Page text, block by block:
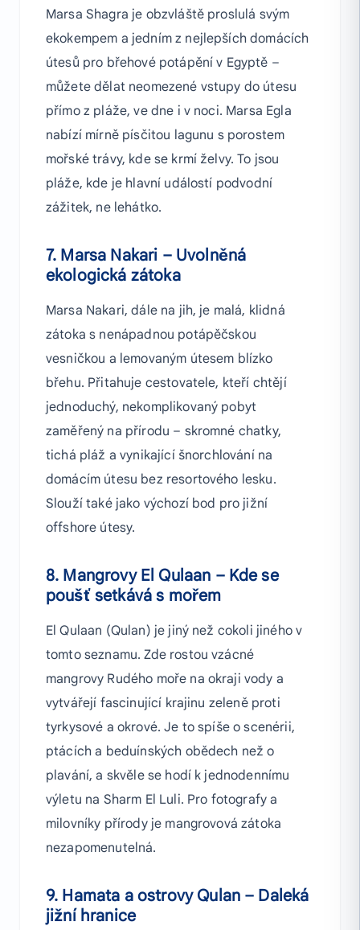
Marsa Shagra je obzvláště proslulá svým
ekokempem a jedním z nejlepších domácích
útesů pro břehové potápění v Egyptě –
můžete dělat neomezené vstupy do útesu
přímo z pláže, ve dne i v noci. Marsa Egla
nabízí mírně písčitou lagunu s porostem
mořské trávy, kde se krmí želvy. To jsou
pláže, kde je hlavní událostí podvodní
zážitek, ne lehátko.
7. Marsa Nakari – Uvolněná
ekologická zátoka
Marsa Nakari, dále na jih, je malá, klidná
zátoka s nenápadnou potápěčskou
vesničkou a lemovaným útesem blízko
břehu. Přitahuje cestovatele, kteří chtějí
jednoduchý, nekomplikovaný pobyt
zaměřený na přírodu – skromné chatky,
tichá pláž a vynikající šnorchlování na
domácím útesu bez resortového lesku.
Slouží také jako výchozí bod pro jižní
offshore útesy.
8. Mangrovy El Qulaan – Kde se
poušť setkává s mořem
El Qulaan (Qulan) je jiný než cokoli jiného v
tomto seznamu. Zde rostou vzácné
mangrovy Rudého moře na okraji vody a
vytvářejí fascinující krajinu zeleně proti
tyrkysové a okrové. Je to spíše o scenérii,
ptácích a beduínských obědech než o
plavání, a skvěle se hodí k jednodennímu
výletu na Sharm El Luli. Pro fotografy a
milovníky přírody je mangrovová zátoka
nezapomenutelná.
9. Hamata a ostrovy Qulan – Daleká
jižní hranice